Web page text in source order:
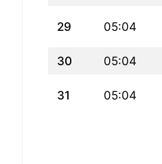
29 05:04
30 05:04
31 05:04